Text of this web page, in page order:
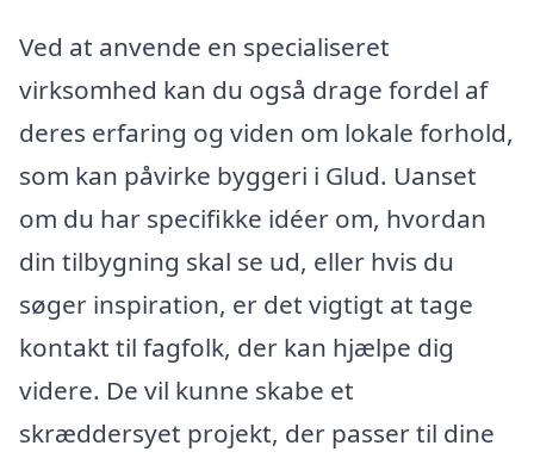
Ved at anvende en specialiseret
virksomhed kan du også drage fordel af
deres erfaring og viden om lokale forhold,
som kan påvirke byggeri i Glud. Uanset
om du har specifikke idéer om, hvordan
din tilbygning skal se ud, eller hvis du
søger inspiration, er det vigtigt at tage
kontakt til fagfolk, der kan hjælpe dig
videre. De vil kunne skabe et
skræddersyet projekt, der passer til dine